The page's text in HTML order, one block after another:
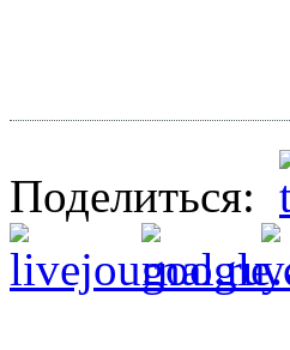
Поделиться: